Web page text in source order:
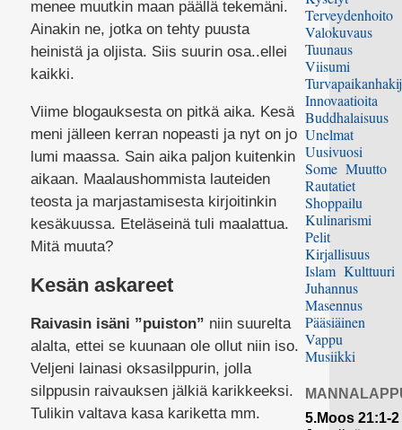
menee muutkin maan päällä tekemäni.
Ainakin ne, jotka on tehty puusta
heinistä ja oljista. Siis suurin osa..ellei
kaikki.
Viime blogauksesta on pitkä aika. Kesä
meni jälleen kerran nopeasti ja nyt on jo
lumi maassa. Sain aika paljon kuitenkin
aikaan. Maalaushommista lauteiden
teosta ja marjastamisesta kirjoitinkin
kesäkuussa. Eteläseinä tuli maalattua.
Mitä muuta?
Kesän askareet
Raivasin isäni ”puiston” niin suurelta
alalta, ettei se kuunaan ole ollut niin iso.
Veljeni lainasi oksasilppurin, jolla
silppusin raivauksen jälkiä karikkeeksi.
Tulikin valtava kasa kariketta mm.
Terveydenhoito
Valokuvaus
Tuunaus
Viisumi
Innovaatioita
Buddhalaisuus
Unelmat
Uusivuosi
Some Muutto
Rautatiet
Shoppailu
Kulinarismi
Pelit
Kirjallisuus
Islam Kulttuuri
Juhannus
Masennus
Pääsiäinen
Vappu
Musiikki
5.Moos 21:1-2